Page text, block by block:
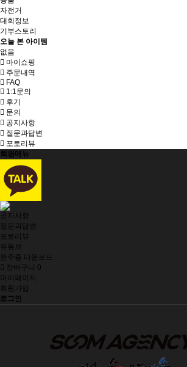
자전거
대회정보
기부스토리
오늘 본 아이템
없음
마이쇼핑
주문내역
FAQ
1:1문의
후기
문의
공지사항
질문과답변
포토리뷰
회원메뉴
공지사항
질문과답변
포토리뷰
유튜브
완주증 다운로드
장바구니
0
마이페이지
회원가입
로그인